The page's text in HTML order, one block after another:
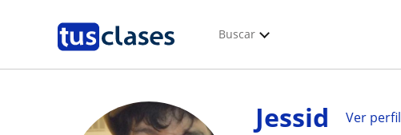
Buscar
Jessid
Ver perfil